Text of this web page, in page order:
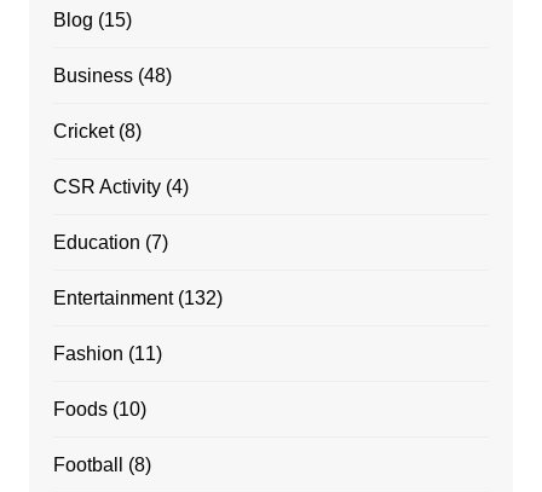
Blog (15)
Business(48)
Cricket(8)
CSR Activity(4)
Education (7)
Entertainment(132)
Fashion (11)
Foods(10)
Football (8)